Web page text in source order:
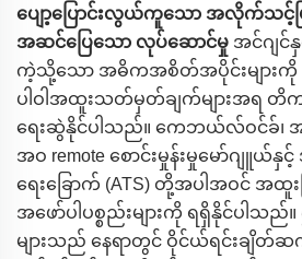
ပျော့ပြောင်းလွယ်ကူသော အလိုက်သင့်ပ
အဆင်ပြေသော လုပ်ဆောင်မှု အင်ဂျ
ကဲ့သို့သော အဓိကအစိတ်အပိုင်းများ
ပါဝါအထူးသတ်မှတ်ချက်များအရ တိ
ရေးဆွဲနိုင်ပါသည်။ ကေဘယ်လ်ဝင်ခ်၊
အဝ remote စောင်းမှုန်းမှုမော်ဂျူယ်
ရေးခြောက် (ATS) တို့အပါအဝင် အ
အဖော်ပါပစ္စည်းများကို ရရှိနိုင်ပါသည်
များသည် နေရာတွင် ဝိုင်ယ်ရင်းချိတ်